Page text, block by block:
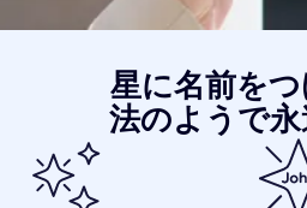
星に名前を
法のようで永